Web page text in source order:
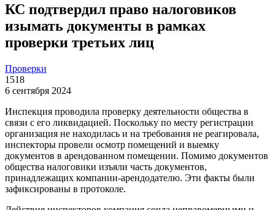
КС подтвердил право налоговиков
изымать документы в рамках
проверки третьих лиц
Проверки
1518
6 сентября 2024
Инспекция проводила проверку деятельности общества в
связи с его ликвидацией. Поскольку по месту регистрации
организация не находилась и на требования не реагировала,
инспекторы провели осмотр помещений и выемку
документов в арендованном помещении. Помимо документов
общества налоговики изъяли часть документов,
принадлежащих компании-арендодателю. Эти факты были
зафиксированы в протоколе.